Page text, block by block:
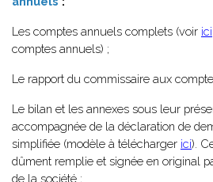
Les comptes annuels complets (voir ici
comptes annuels) ;
Le rapport du commissaire aux
Le bilan et les annexes sous leur
accompagnée de la déclaration de
simplifiée (modèle à télécharger ici).
dûment remplie et signée en original
de la société ;